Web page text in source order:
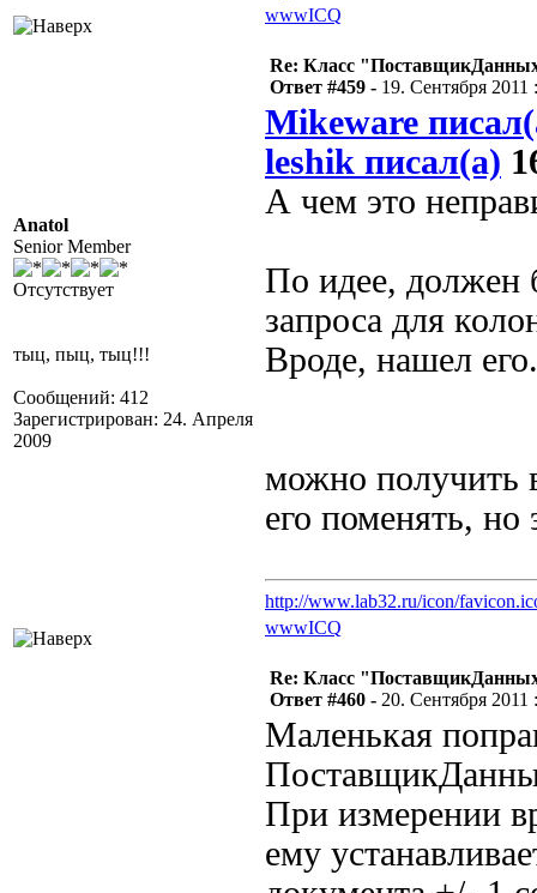
wwwICQ
Anatol
Senior Member
Отсутствует
тыц, пыц, тыц!!!
Сообщений: 412
Зарегистрирован: 24. Апреля
2009
Re: Класс
Ответ #459 - 19. Сентября 2011
Mikeware
leshik писал(а)
А чем это
По идее, должен
запроса для
Вроде, нашел
можно получить
его поменять,
http://www.lab32.ru/icon/
wwwICQ
Re: Класс
Ответ #460 - 20. Сентября 2011
Маленькая
При измерении
ему